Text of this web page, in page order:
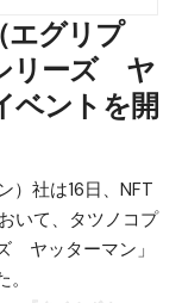
エグリプ
リーズ ヤ
ベントを開
）社は16日、NFT
いて、タツノコプ
ヤッターマン」